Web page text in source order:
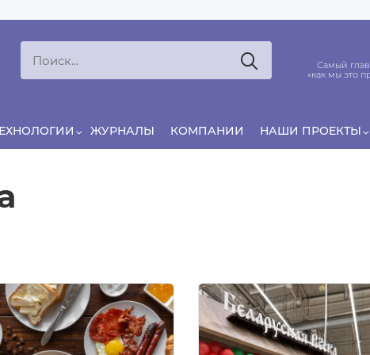
Принято считать, что еда — источник удовольствия,
вокруг…
Самый
«как мы это
ЖУРНАЛЫ КОМПАНИИ НАШИ ПРОЕКТЫ